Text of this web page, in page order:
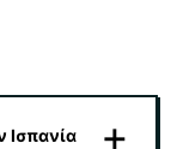
Ισπανία